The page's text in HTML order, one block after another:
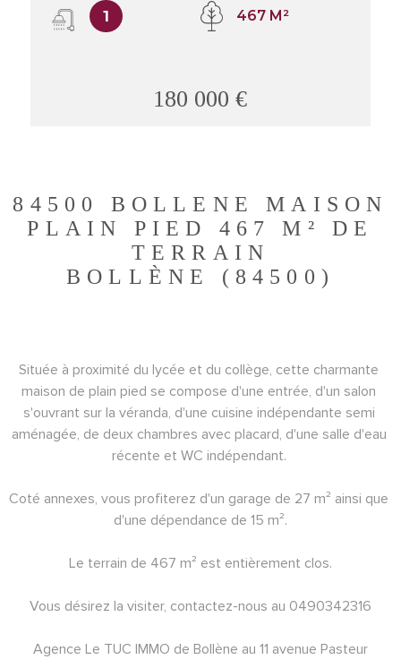
1 467 M²
180 000 €
84500 BOLLENE MAISON
PLAIN PIED 467 M² DE
TERRAIN
BOLLÈNE (84500)
Située à proximité du lycée et du collège, cette charmante
maison de plain pied se compose d'une entrée, d'un salon
s'ouvrant sur la véranda, d'une cuisine indépendante semi
aménagée, de deux chambres avec placard, d'une salle d'eau
récente et WC indépendant.
Coté annexes, vous profiterez d'un garage de 27 m² ainsi que
d'une dépendance de 15 m².
Le terrain de 467 m² est entièrement clos.
Vous désirez la visiter, contactez-nous au 0490342316
Agence Le TUC IMMO de Bollène au 11 avenue Pasteur